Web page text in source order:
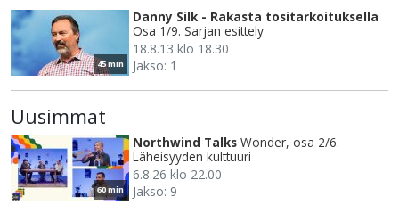
45 min
Danny Silk - Rakasta tositarkoituksella
Osa 1/9. Sarjan esittely
18.8.13 klo 18.30
Jakso: 1
Uusimmat
60 min
Northwind Talks Wonder, osa 2/6.
Läheisyyden kulttuuri
6.8.26 klo 22.00
Jakso: 9